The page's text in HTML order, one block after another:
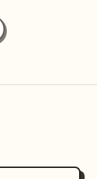
以及盘
风、神
粉色高
红和风化